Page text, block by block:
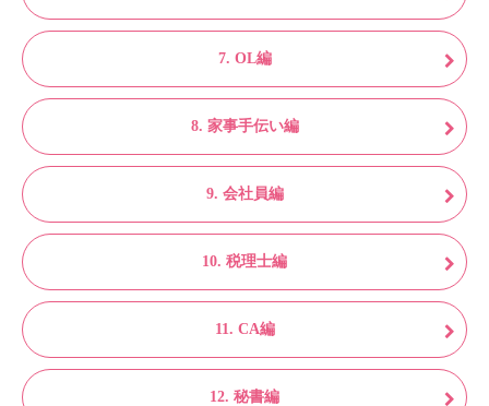
7. OL編
8. 家事手伝い編
9. 会社員編
10. 税理士編
11. CA編
12. 秘書編